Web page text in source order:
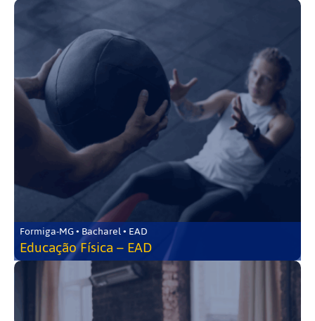
Formiga-MG • Bacharel • EAD
Educação Física – EAD